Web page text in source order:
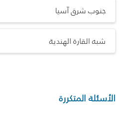
جنوب شرق آسيا
شبه القارة الهندية
الأسئلة المتكررة